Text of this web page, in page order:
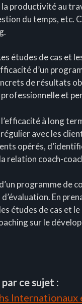
la productivité au
du temps, etc.
études de cas et
d’un
de résultats
et
à long
avec les
opérés,
relation coach-
programme de
En
études de cas et
sur le
ce sujet :